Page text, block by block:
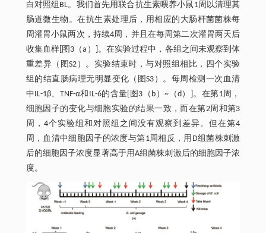
白对照组BL。我们首先用联合抗生素喂养小鼠1周以清理其
肠道微生物。在抗生素处理后，用相应的大肠杆菌菌株每
周灌胃小鼠两次，持续4周，并且在每周第二次灌胃两天后
收集血样[图3（a）]。在实验过程中，各组之间未观察到体
重差异（图S2）。实验结束时，与对照组相比，四个实验
组的结直肠病理无明显变化（图S3）。每周检测一次血清
中IL-1β、TNF-α和IL-6的含量[图3（b）~（d）]。在第1周，
细胞因子的变化与细胞实验的结果一致，而在第2周和第3
周，4个实验组和对照组之间没有观察到差异。但在第4
周，血清中细胞因子的浓度与第1周相反，用D组菌株刺激
后的细胞因子浓度显著高于用A组菌株刺激后的细胞因子浓
度。